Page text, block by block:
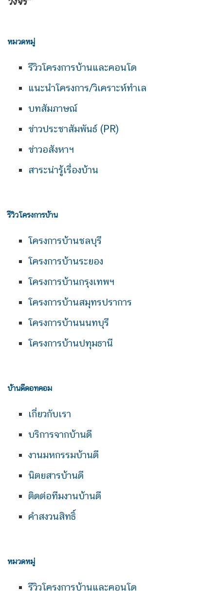
หมวดหมู่
รีวิวโครงการบ้านและคอนโด
แนะนำโครงการ/วิเคราะห์ทำเล
บทสัมภาษณ์
ข่าวประชาสัมพันธ์ (PR)
ข่าวอสังหาฯ
สาระน่ารู้เรื่องบ้าน
รีวิวโครงการบ้าน
โครงการบ้านชลบุรี
โครงการบ้านระยอง
โครงการบ้านกรุงเทพฯ
โครงการบ้านสมุทรปราการ
โครงการบ้านนนทบุรี
โครงการบ้านปทุมธานี
บ้านดีดอทคอม
เกี่ยวกับเรา
บริการจากบ้านดี
งานมหกรรมบ้านดี
นิตยสารบ้านดี
ติดต่อทีมงานบ้านดี
คำสงวนสิทธิ์
หมวดหมู่
รีวิวโครงการบ้านและคอนโด